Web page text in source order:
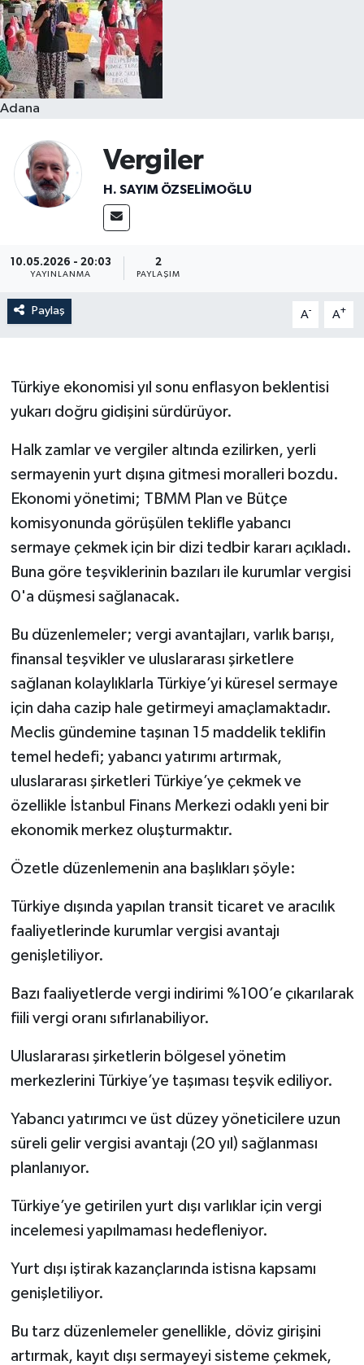
Adana
Vergiler
H. SAYIM ÖZSELİMOĞLU
10.05.2026 - 20:03
YAYINLANMA
2
PAYLAŞIM
Paylaş A- A+
Türkiye ekonomisi yıl sonu enflasyon beklentisi
yukarı doğru gidişini sürdürüyor.
Halk zamlar ve vergiler altında ezilirken, yerli
sermayenin yurt dışına gitmesi moralleri bozdu.
Ekonomi yönetimi; TBMM Plan ve Bütçe
komisyonunda görüşülen teklifle yabancı
sermaye çekmek için bir dizi tedbir kararı açıkladı.
Buna göre teşviklerinin bazıları ile kurumlar vergisi
0'a düşmesi sağlanacak.
Bu düzenlemeler; vergi avantajları, varlık barışı,
finansal teşvikler ve uluslararası şirketlere
sağlanan kolaylıklarla Türkiye’yi küresel sermaye
için daha cazip hale getirmeyi amaçlamaktadır.
Meclis gündemine taşınan 15 maddelik teklifin
temel hedefi; yabancı yatırımı artırmak,
uluslararası şirketleri Türkiye’ye çekmek ve
özellikle İstanbul Finans Merkezi odaklı yeni bir
ekonomik merkez oluşturmaktır.
Özetle düzenlemenin ana başlıkları şöyle:
Türkiye dışında yapılan transit ticaret ve aracılık
faaliyetlerinde kurumlar vergisi avantajı
genişletiliyor.
Bazı faaliyetlerde vergi indirimi %100’e çıkarılarak
fiili vergi oranı sıfırlanabiliyor.
Uluslararası şirketlerin bölgesel yönetim
merkezlerini Türkiye’ye taşıması teşvik ediliyor.
Yabancı yatırımcı ve üst düzey yöneticilere uzun
süreli gelir vergisi avantajı (20 yıl) sağlanması
planlanıyor.
Türkiye’ye getirilen yurt dışı varlıklar için vergi
incelemesi yapılmaması hedefleniyor.
Yurt dışı iştirak kazançlarında istisna kapsamı
genişletiliyor.
Bu tarz düzenlemeler genellikle, döviz girişini
artırmak, kayıt dışı sermayeyi sisteme çekmek,
Resmi İlanlar